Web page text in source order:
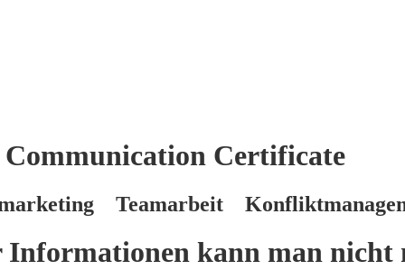
Certificate
Teamarbeit
Informationen kann man nicht